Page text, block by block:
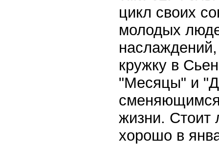
цикл своих
молодых
кружку в
"Месяцы" и
жизни. Стоит
хорошо в